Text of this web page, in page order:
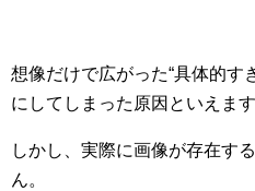
想像だけで広がった“具体的す
にしてしまった原因といえます
しかし、実際に画像が存在す
ん。